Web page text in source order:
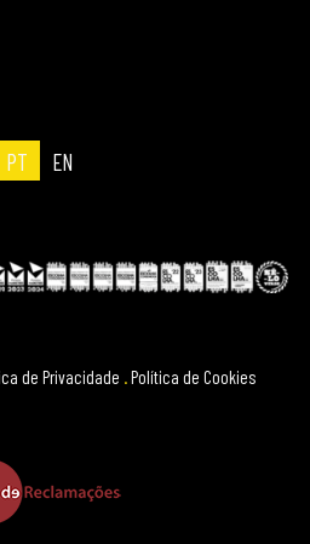
PT EN
de Privacidade .Política de Cookies